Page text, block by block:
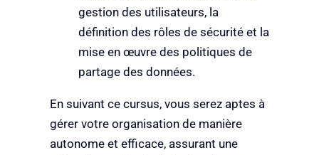
gestion des utilisateurs, la
définition des rôles de sécurité et la
mise en œuvre des politiques de
partage des données.
En suivant ce cursus, vous serez aptes à
gérer votre organisation de manière
autonome et efficace, assurant une